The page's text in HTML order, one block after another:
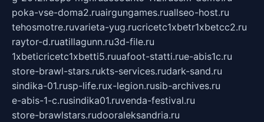
poka-vse-doma2.ruairgungames.ruallseo-host.ru
tehosmotre.ruvarieta-yug.rucricetc1xbetr1xbetcc2.ru
raytor-d.ruatillagunn.ru3d-file.ru
1xbeticricetc1xbetti5.ruuafoot-statti.rue-abis1c.ru
store-brawl-stars.rukts-services.rudark-sand.ru
sindika-01.rusp-life.rux-legion.rusib-archives.ru
e-abis-1-c.rusindika01.ruvenda-festival.ru
store-brawlstars.rudooraleksandria.ru